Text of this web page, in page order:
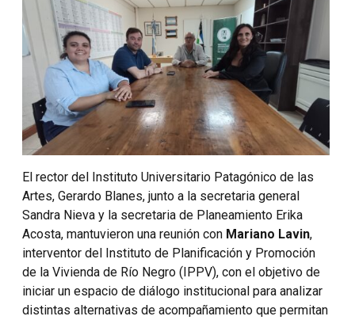
El rector del Instituto Universitario Patagónico de las
Artes, Gerardo Blanes, junto a la secretaria general
Sandra Nieva y la secretaria de Planeamiento Erika
Acosta, mantuvieron una reunión con Mariano Lavin,
interventor del Instituto de Planificación y Promoción
de la Vivienda de Río Negro (IPPV), con el objetivo de
iniciar un espacio de diálogo institucional para analizar
distintas alternativas de acompañamiento que permitan